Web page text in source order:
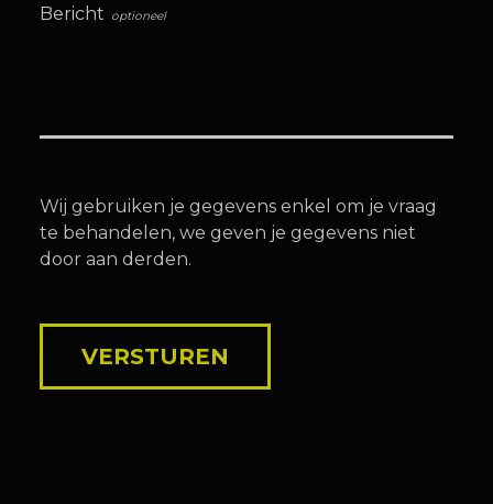
Bericht
Wij gebruiken je gegevens enkel om je vraag
te behandelen, we geven je gegevens niet
door aan derden.
VERSTUREN